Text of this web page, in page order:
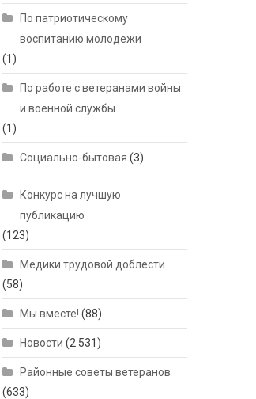
По патриотическому
воспитанию молодежи
(1)
По работе с ветеранами войны
и военной службы
(1)
Социально-бытовая (3)
Конкурс на лучшую
публикацию
(123)
Медики трудовой доблести
(58)
Мы вместе! (88)
Новости (2 531)
Районные советы ветеранов
(633)